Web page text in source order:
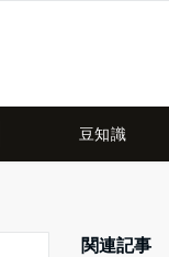
豆知識
関連記事